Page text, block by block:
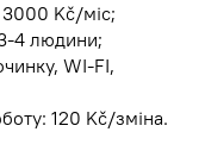
Kč/міс;
4 людини;
WI-FI,
120 Kč/зміна.